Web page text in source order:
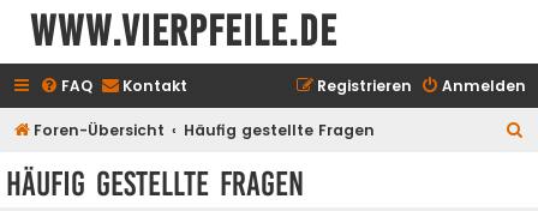
www.vierpfeile.de
FAQ Kontakt Anmelden
Registrieren
Foren-Übersicht Häufig gestellte Fragen
Häufig gestellte Fragen